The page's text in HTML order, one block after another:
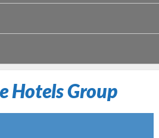
Hotels Group